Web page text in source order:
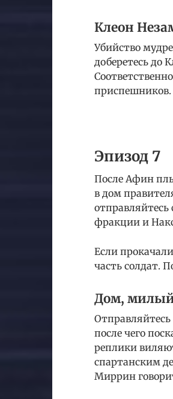
Клеон
Убийство
доберетесь до
приспешников.
Эпизод 7
После Афин
в дом
фракции и
Если
часть солдат.
Дом,
после чего
реплики
спартанским
Миррин